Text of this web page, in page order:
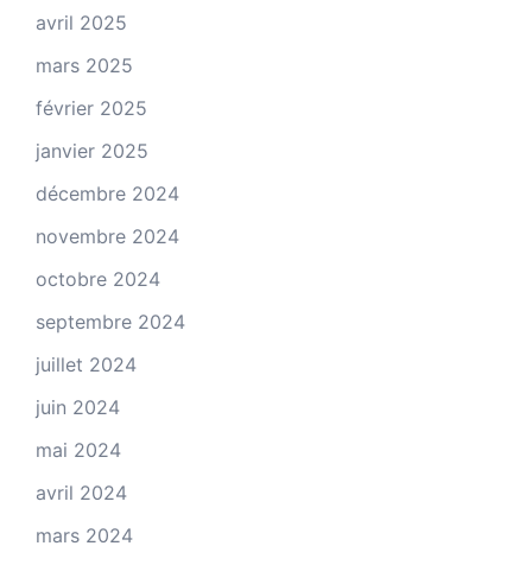
avril 2025
mars 2025
février 2025
janvier 2025
décembre 2024
novembre 2024
octobre 2024
septembre 2024
juillet 2024
juin 2024
mai 2024
avril 2024
mars 2024